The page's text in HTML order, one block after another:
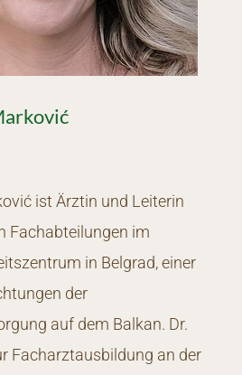
ist Ärztin und Leiterin
Fachabteilungen im
in Belgrad, einer
der
auf dem Balkan. Dr.
Facharztausbildung an der